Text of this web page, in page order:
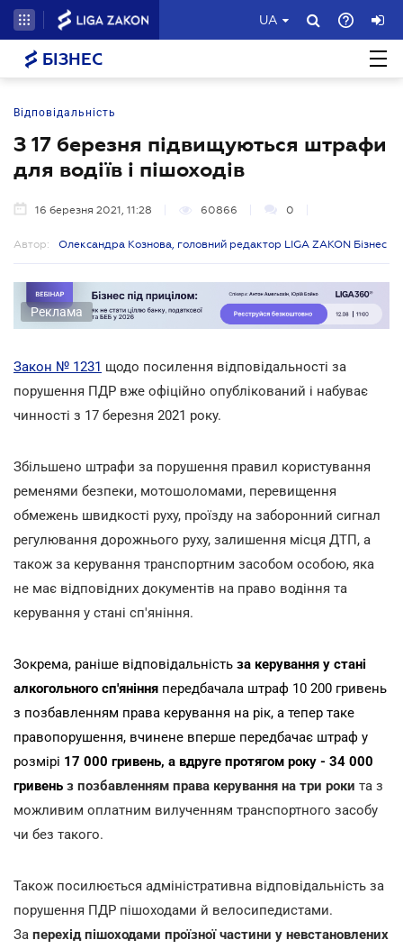
UA
БІЗНЕС
Відповідальність
З 17 березня підвищуються штрафи
для водіїв і пішоходів
16 березня 2021, 11:28 60866 0
Автор: Олександра Кознова, головний редактор LIGA ZAKON Бізнес
Реклама
Закон № 1231 щодо посилення відповідальності за
порушення ПДР вже офіційно опублікований і набуває
чинності з 17 березня 2021 року.
Збільшено штрафи за порушення правил користування
ременями безпеки, мотошоломами, перевищення
обмежень швидкості руху, проїзду на заборонний сигнал
регулювання дорожнього руху, залишення місця ДТП, а
також за керування транспортним засобом особою, яка
не має відповідних документів на право водіння та
керування у стані сп'яніння.
Зокрема, раніше відповідальність за керування у стані
алкогольного сп'яніння передбачала штраф 10 200 гривень
з позбавленням права керування на рік, а тепер таке
правопорушення, вчинене вперше передбачає штраф у
розмірі 17 000 гривень, а вдруге протягом року - 34 000
гривень з позбавленням права керування на три роки та з
можливим оплатним вилученням транспортного засобу
чи без такого.
Також посилюється адміністративна відповідальність за
порушення ПДР пішоходами й велосипедистами.
За перехід пішоходами проїзної частини у невстановлених